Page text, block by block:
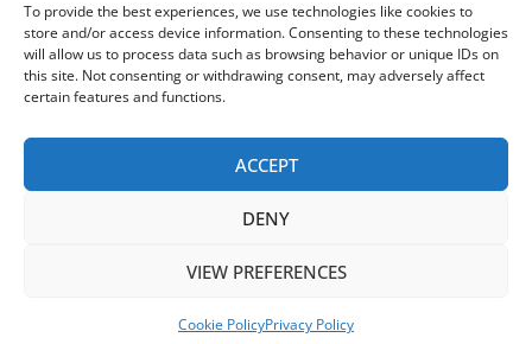
To provide the best experiences, we use technologies like cookies to
store and/or access device information. Consenting to these technologies
will allow us to process data such as browsing behavior or unique IDs on
this site. Not consenting or withdrawing consent, may adversely affect
certain features and functions.
ACCEPT
DENY
VIEW PREFERENCES
Cookie PolicyPrivacy Policy
Благодійний Марафон «Краплина Тепла»:
Розвезення мешканцям на замовлення
Баришівської Селищної Ради
Сер 1, 2024
Ocean of Hope | Ukraine © 2026
Подяки Партнери Про нас